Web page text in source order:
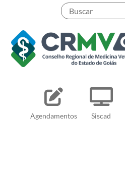
content
Agendamentos Siscad
Pesquisar